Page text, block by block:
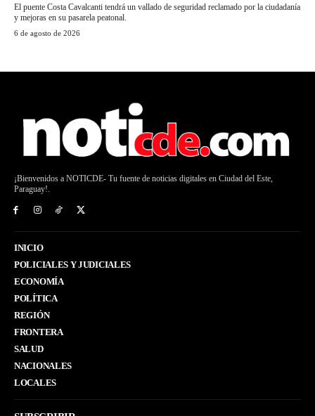
El puente Costa Cavalcanti tendrá un vallado de seguridad reclamado por la ciudadanía
y mejoras en su pasarela peatonal.
6 de agosto de 2026
¡Bienvenidos a NOTICDE- Tu fuente de noticias digitales en Ciudad del Este,
Paraguay!.
INICIO
POLICIALES Y JUDICIALES
ECONOMÍA
POLÍTICA
REGIÓN
FRONTERA
SALUD
NACIONALES
LOCALES